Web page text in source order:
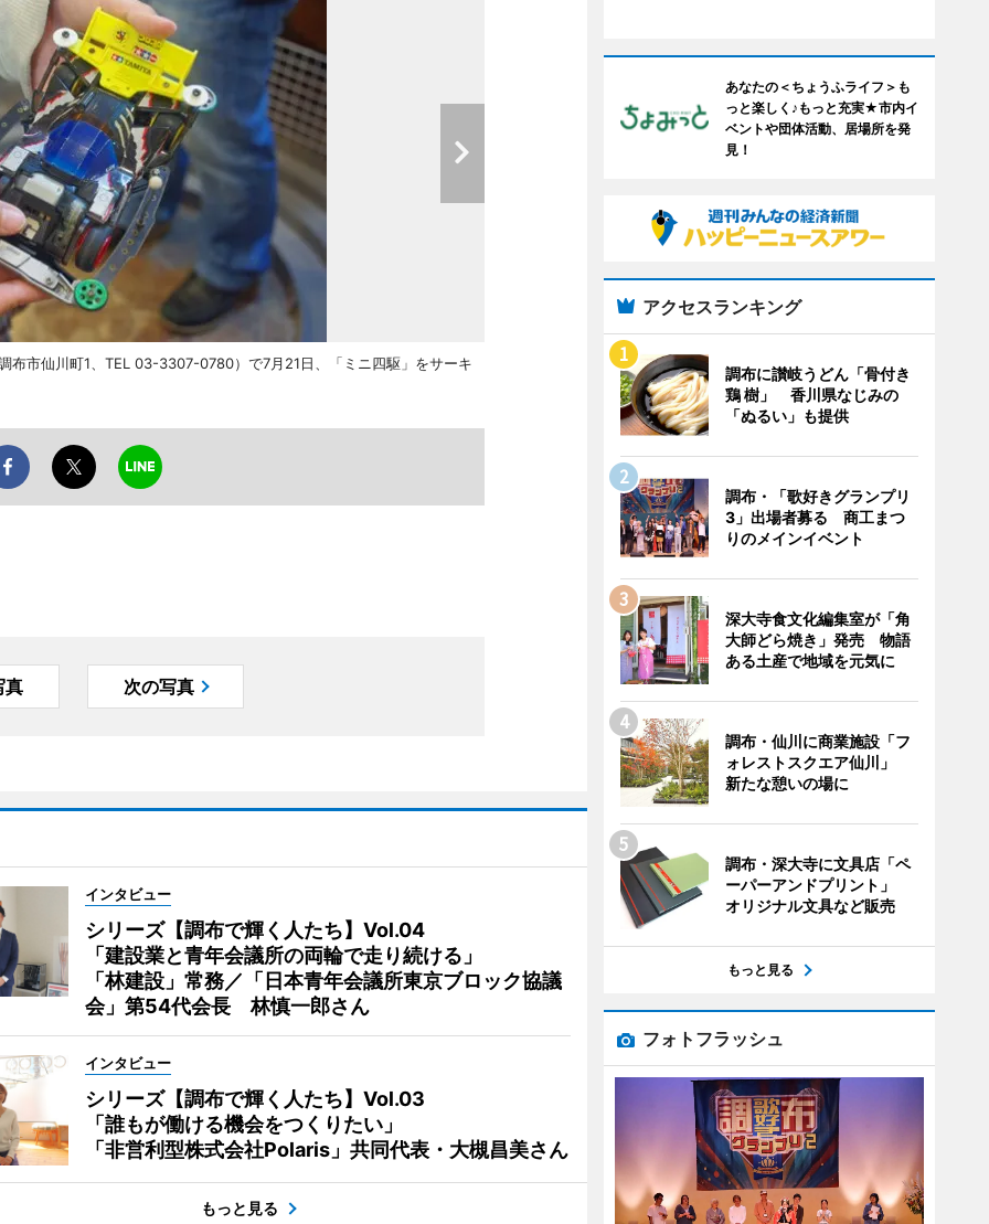
市仙川町1、TEL 03-3307-0780）で7月21日、「ミニ四駆」をサーキ
真 次の写真
インタビュー
シリーズ【調布で輝く人たち】Vol.04
「建設業と青年会議所の両輪で走り続ける」
「林建設」常務／「日本青年会議所東京ブロック協議
会」第54代会長 林慎一郎さん
インタビュー
シリーズ【調布で輝く人たち】Vol.03
「誰もが働ける機会をつくりたい」
「非営利型株式会社Polaris」共同代表・大槻昌美さん
もっと見る
あなたの＜ちょうふライフ＞も
っと楽しく♪もっと充実★市内イ
ベントや団体活動、居場所を発
見！
アクセスランキング
調布に讃岐うどん「骨付き
鶏 樹」 香川県なじみの
「ぬるい」も提供
調布・「歌好きグランプリ
3」出場者募る 商工まつ
りのメインイベント
深大寺食文化編集室が「角
大師どら焼き」発売 物語
ある土産で地域を元気に
調布・仙川に商業施設「フ
ォレストスクエア仙川」
新たな憩いの場に
調布・深大寺に文具店「ペ
ーパーアンドプリント」
オリジナル文具など販売
もっと見る
フォトフラッシュ